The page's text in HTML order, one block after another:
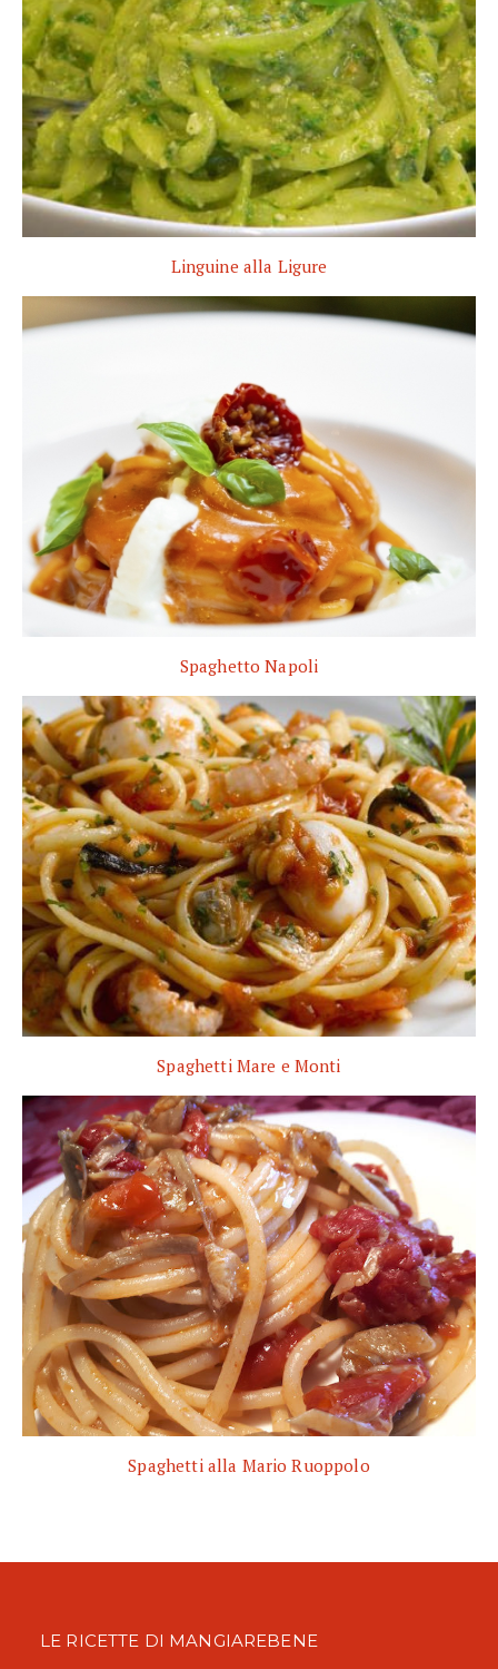
Linguine alla Ligure
Spaghetto Napoli
Spaghetti Mare e Monti
Spaghetti alla Mario Ruoppolo
LE RICETTE DI MANGIAREBENE